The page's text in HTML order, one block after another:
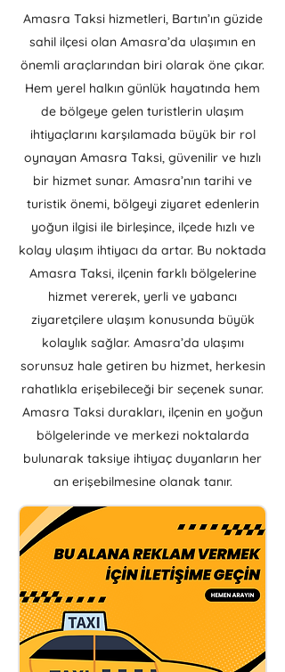
Amasra Taksi hizmetleri, Bartın’ın güzide
sahil ilçesi olan Amasra’da ulaşımın en
önemli araçlarından biri olarak öne çıkar.
Hem yerel halkın günlük hayatında hem
de bölgeye gelen turistlerin ulaşım
ihtiyaçlarını karşılamada büyük bir rol
oynayan Amasra Taksi, güvenilir ve hızlı
bir hizmet sunar. Amasra’nın tarihi ve
turistik önemi, bölgeyi ziyaret edenlerin
yoğun ilgisi ile birleşince, ilçede hızlı ve
kolay ulaşım ihtiyacı da artar. Bu noktada
Amasra Taksi, ilçenin farklı bölgelerine
hizmet vererek, yerli ve yabancı
ziyaretçilere ulaşım konusunda büyük
kolaylık sağlar. Amasra’da ulaşımı
sorunsuz hale getiren bu hizmet, herkesin
rahatlıkla erişebileceği bir seçenek sunar.
Amasra Taksi durakları, ilçenin en yoğun
bölgelerinde ve merkezi noktalarda
bulunarak taksiye ihtiyaç duyanların her
an erişebilmesine olanak tanır.